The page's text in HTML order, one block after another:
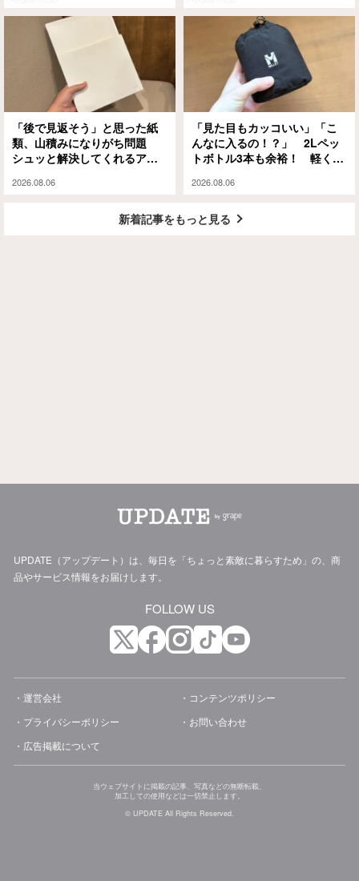
「後で見返そう」と思った紙
類、山積みになりがち問題
シュッと解決してくれるアイ
2026.08.06
「見た目もカッコいい」「こ
んなに入るの！？」 2Lペッ
トボトル3本も余裕！ 軽くて
ッグが大正解
2026.08.06
新着記事をもっと見る
UPDATE（アップデート）は、毎日を「ちょっと素敵に暮らすため」の、商
品やサービス情報をお届けします。
FOLLOW US
運営会社
コンテンツポリシー
プライバシーポリシー
お問い合わせ
広告掲載について
当ウェブサイトに掲載の記事、写真などの無断転載、
加工しての使用などは一切禁止します。
© UPDATE All Rights Reserved.